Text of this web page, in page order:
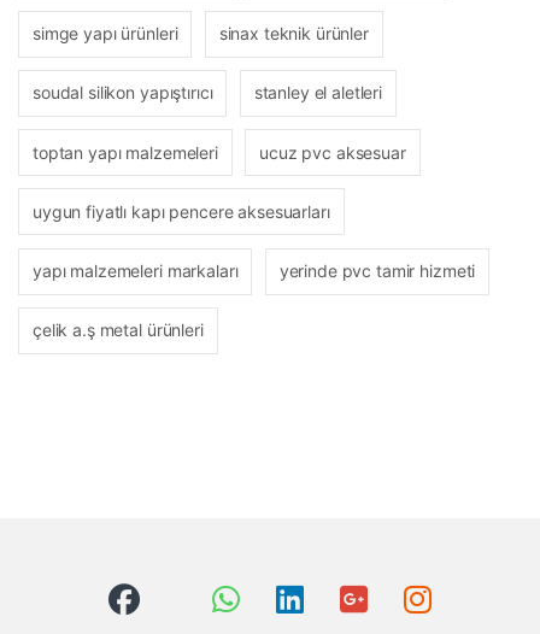
simge yapı ürünleri sinax teknik ürünler
soudal silikon yapıştırıcı stanley el aletleri
toptan yapı malzemeleri ucuz pvc aksesuar
uygun fiyatlı kapı pencere aksesuarları
yapı malzemeleri markaları yerinde pvc tamir hizmeti
çelik a.ş metal ürünleri